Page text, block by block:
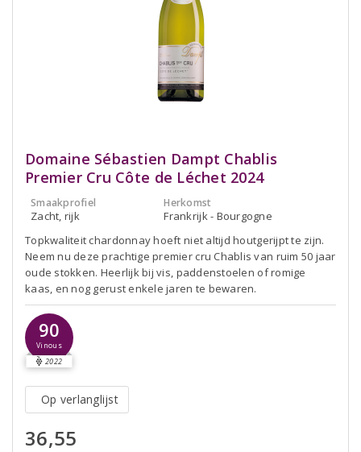
Domaine Sébastien Dampt Chablis
Premier Cru Côte de Léchet 2024
Smaakprofiel
Zacht, rijk
Herkomst
Frankrijk - Bourgogne
Topkwaliteit chardonnay hoeft niet altijd houtgerijpt te zijn.
Neem nu deze prachtige premier cru Chablis van ruim 50 jaar
oude stokken. Heerlijk bij vis, paddenstoelen of romige
kaas, en nog gerust enkele jaren te bewaren.
90
Vinous
2022
Op verlanglijst
36,55